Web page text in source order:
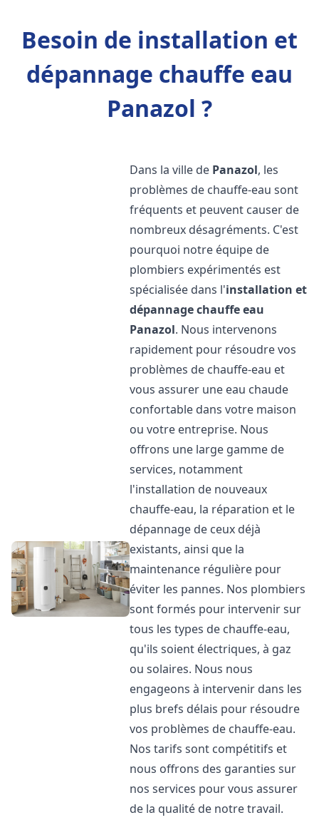
Besoin de installation et
dépannage chauffe eau
Panazol ?
Dans la ville de Panazol, les
problèmes de chauffe-eau sont
fréquents et peuvent causer de
nombreux désagréments. C'est
pourquoi notre équipe de
plombiers expérimentés est
spécialisée dans l'installation et
dépannage chauffe eau
Panazol. Nous intervenons
rapidement pour résoudre vos
problèmes de chauffe-eau et
vous assurer une eau chaude
confortable dans votre maison
ou votre entreprise. Nous
offrons une large gamme de
services, notamment
l'installation de nouveaux
chauffe-eau, la réparation et le
dépannage de ceux déjà
existants, ainsi que la
maintenance régulière pour
éviter les pannes. Nos plombiers
sont formés pour intervenir sur
tous les types de chauffe-eau,
qu'ils soient électriques, à gaz
ou solaires. Nous nous
engageons à intervenir dans les
plus brefs délais pour résoudre
vos problèmes de chauffe-eau.
Nos tarifs sont compétitifs et
nous offrons des garanties sur
nos services pour vous assurer
de la qualité de notre travail.